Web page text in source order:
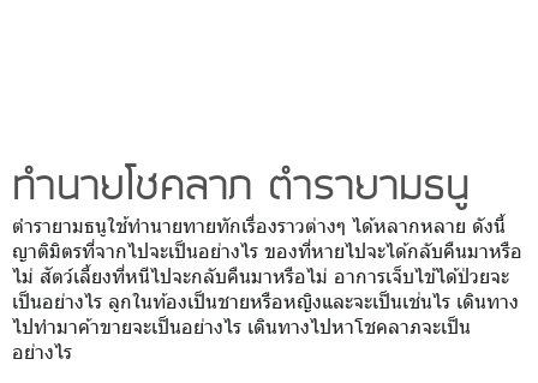
ทำนายโชคลาภ ตำรายามธนู
ตำรายามธนูใช้ทำนายทายทักเรื่องราวต่างๆ ได้หลากหลาย ดังนี้
ญาติมิตรที่จากไปจะเป็นอย่างไร ของที่หายไปจะได้กลับคืนมาหรือ
ไม่ สัตว์เลี้ยงที่หนีไปจะกลับคืนมาหรือไม่ อาการเจ็บไข้ได้ป่วยจะ
เป็นอย่างไร ลูกในท้องเป็นชายหรือหญิงและจะเป็นเช่นไร เดินทาง
ไปทำมาค้าขายจะเป็นอย่างไร เดินทางไปหาโชคลาภจะเป็น
อย่างไร